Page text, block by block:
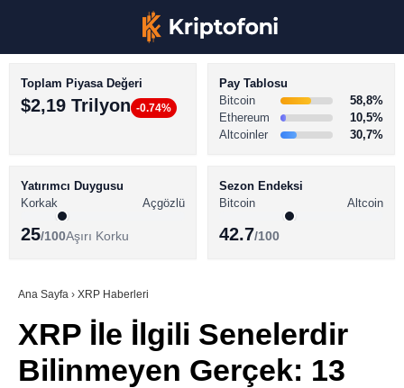
Youtube
TikTok
BİTCOİN HABERLERİ
ALTCOİN HABERLERİ
SÖZLÜK
Toplam Piyasa Değeri
$2,19 Trilyon -0.74%
Pay Tablosu
Bitcoin
58,8%
Ethereum
10,5%
Altcoinler
30,7%
Yatırımcı Duygusu
Korkak
Açgözlü
25/100Aşırı Korku
Sezon Endeksi
Bitcoin
Altcoin
42.7/100
Ana Sayfa › XRP Haberleri
XRP İle İlgili Senelerdir
Bilinmeyen Gerçek: 13